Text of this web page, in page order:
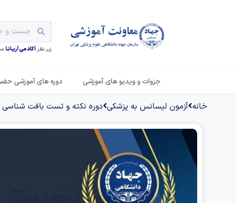
زیر نظر آکادمی آریـانـا
جزوات و ویدیو های آموزشی دوره های آموزشی
خانه آزمون لیسانس به پزشکی دوره نکته و تست بافت شناسی